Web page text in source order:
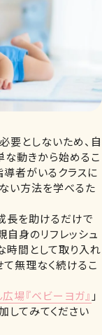
要としないため、自
な動きから始めるこ
導者がいるクラスに
い方法を学べるた
長を助けるだけで
自身のリフレッシュ
時間として取り入れ
無理なく続けるこ
場『ベビーヨガ』 」
してみてください